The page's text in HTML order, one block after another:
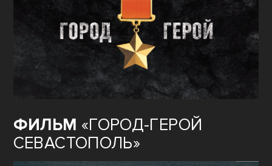
ФИЛЬМ «ГОРОД-ГЕРОЙ
СЕВАСТОПОЛЬ»